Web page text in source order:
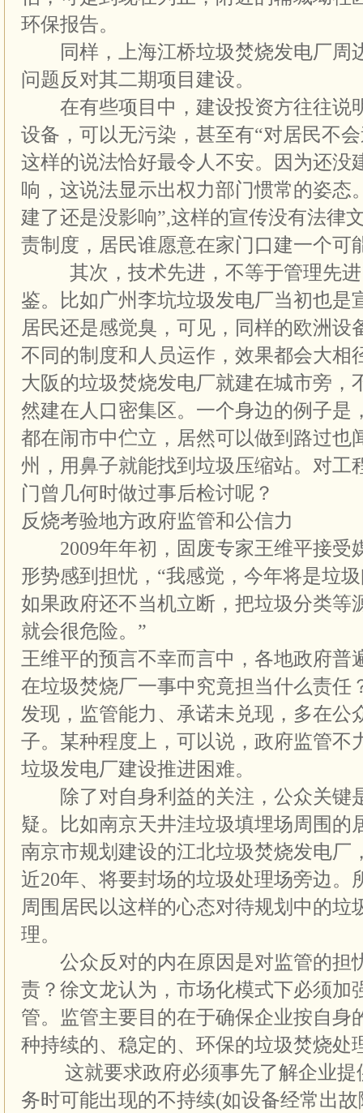
环保报告。
同样，上海江桥垃圾焚烧发电厂周
问题反对其二期项目建设。
在有些项目中，建设投资方往往说
设备，可以无污染，甚至有“对居民不
这样的说法恰好最令人不安。因为还没
响，这说法显示出权力部门惯常的姿态
建了还是没影响”,这样的宣传没有法律
责制度，居民谁愿意在家门口建一个可
其次，技术先进，不等于管理先进
鉴。比如广州李坑垃圾发电厂当初也是
居民还是感觉臭，可见，同样的欧洲设
不同的制度和人员运作，效果都会大相
大阪的垃圾焚烧发电厂就建在城市旁，
然建在人口密集区。一个身边的例子是
都在闹市中伫立，居然可以做到路过也
州，用鼻子就能找到垃圾压缩站。对工
门曾几何时做过事后检讨呢？
反烧考验地方政府监管和公信力
2009年年初，固废专家王维平接受
形势感到担忧，“我感觉，今年将是垃
如果政府还不当机立断，把垃圾分类等
就会很危险。”
王维平的预言不幸而言中，各地政府普
在垃圾焚烧厂一事中究竟担当什么责任
发现，监管能力、承诺未兑现，多在公
子。某种程度上，可以说，政府监管不
垃圾发电厂建设推进困难。
除了对自身利益的关注，公众关键
疑。比如南京天井洼垃圾填埋场周围的
南京市规划建设的江北垃圾焚烧发电厂
近20年、将要封场的垃圾处理场旁边
周围居民以这样的心态对待规划中的垃
理。
公众反对的内在原因是对监管的担
责？徐文龙认为，市场化模式下必须加
管。监管主要目的在于确保企业按自身
种持续的、稳定的、环保的垃圾焚烧处
这就要求政府必须事先了解企业提
务时可能出现的不持续(如设备经常出